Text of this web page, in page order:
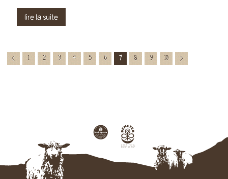
lire la suite
< 1 2 3 4 5 6 7 8 9 10 >